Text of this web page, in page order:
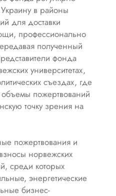
в районы
для доставки
профессионально
полученный
фонда
университетах,
съездах, где
объемы пожертвований
точку зрения на
пожертвования и
норвежских
среди которых
энергетические
бизнес-